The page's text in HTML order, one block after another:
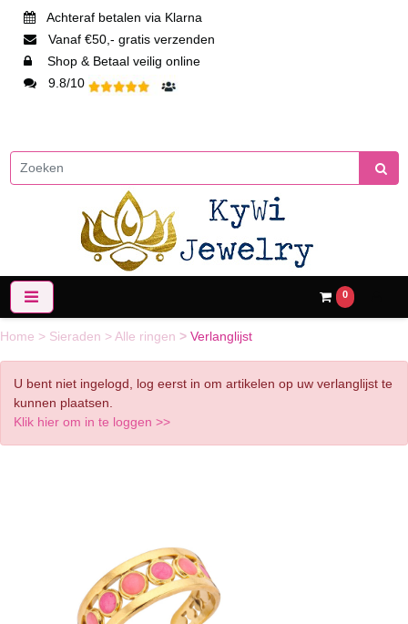
Achteraf betalen via Klarna
Vanaf €50,- gratis verzenden
Shop & Betaal veilig online
9.8/10
0
Home > Sieraden >Alle ringen > Verlanglijst
U bent niet ingelogd, log eerst in om artikelen op uw verlanglijst te
kunnen plaatsen.
Klik hier om in te loggen >>